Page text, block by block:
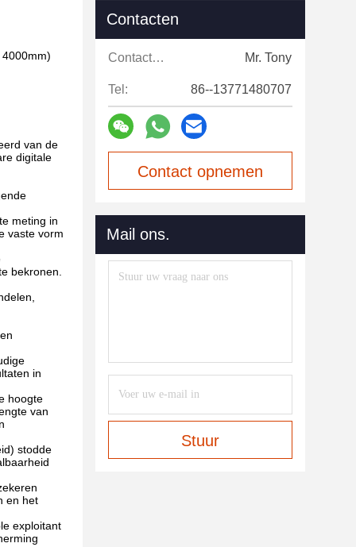
van de
digitale
meting in
vaste vorm
bekronen.
in
hoogte
van
stodde
en het
exploitant
Contacten
Contacten: Mr. Tony
Tel: 86--13771480707
Contact opnemen
Mail ons.
Stuur